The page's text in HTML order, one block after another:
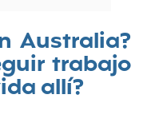
Australia?
trabajo
allí?